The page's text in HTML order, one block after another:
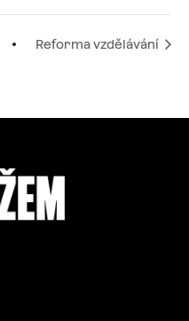
Reforma vzdělávání